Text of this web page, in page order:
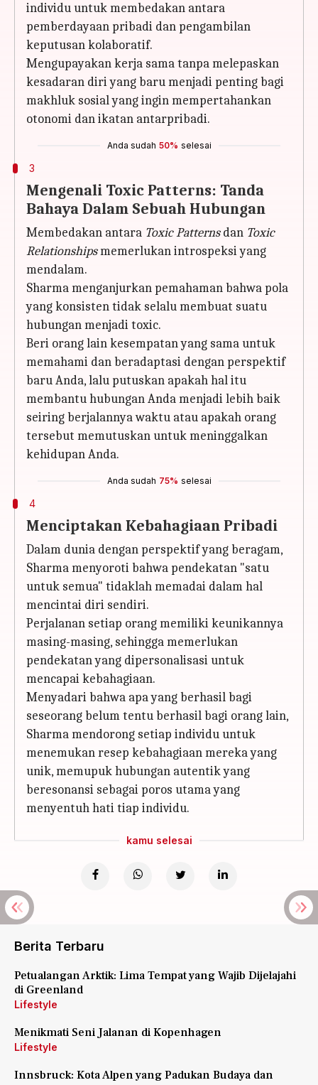
individu untuk membedakan antara
pemberdayaan pribadi dan pengambilan
keputusan kolaboratif.
Mengupayakan kerja sama tanpa melepaskan
kesadaran diri yang baru menjadi penting bagi
makhluk sosial yang ingin mempertahankan
otonomi dan ikatan antarpribadi.
Anda sudah 50% selesai
3
Mengenali Toxic Patterns: Tanda
Bahaya Dalam Sebuah Hubungan
Membedakan antara Toxic Patternsdan Toxic
Relationshipsmemerlukan introspeksi yang
mendalam.
Sharma menganjurkan pemahaman bahwa pola
yang konsisten tidak selalu membuat suatu
hubungan menjadi toxic.
Beri orang lain kesempatan yang sama untuk
memahami dan beradaptasi dengan perspektif
baru Anda, lalu putuskan apakah hal itu
membantu hubungan Anda menjadi lebih baik
seiring berjalannya waktu atau apakah orang
tersebut memutuskan untuk meninggalkan
kehidupan Anda.
Anda sudah 75% selesai
4
Menciptakan Kebahagiaan Pribadi
Dalam dunia dengan perspektif yang beragam,
Sharma menyoroti bahwa pendekatan "satu
untuk semua" tidaklah memadai dalam hal
mencintai diri sendiri.
Perjalanan setiap orang memiliki keunikannya
masing-masing, sehingga memerlukan
pendekatan yang dipersonalisasi untuk
mencapai kebahagiaan.
Menyadari bahwa apa yang berhasil bagi
seseorang belum tentu berhasil bagi orang lain,
Sharma mendorong setiap individu untuk
menemukan resep kebahagiaan mereka yang
unik, memupuk hubungan autentik yang
beresonansi sebagai poros utama yang
menyentuh hati tiap individu.
kamu selesai
Berita Terbaru
Petualangan Arktik: Lima Tempat yang Wajib Dijelajahi
di Greenland
Lifestyle
Menikmati Seni Jalanan di Kopenhagen
Lifestyle
Innsbruck: Kota Alpen yang Padukan Budaya dan